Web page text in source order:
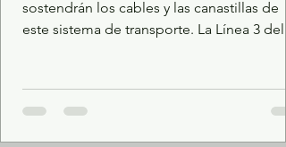
sostendrán los cables y las canastillas de
este sistema de transporte. La Línea 3 del
Gobierno que encabeza la Maestra Delfina
Gómez Álvarez, registra un avance del 71.4